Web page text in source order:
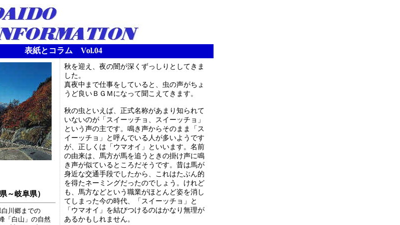
表紙とコラム Vol.04
秋を迎え、夜の闇が深くずっしりとしてきま
した。
真夜中まで仕事をしていると、虫の声がちょ
うど良いＢＧＭになって聞こえてきます。
秋の虫といえば、正式名称があまり知られて
いないのが「スイーッチョ、スイーッチョ」
という声の主です。鳴き声からそのまま「ス
イーッチョ」と呼んでいる人が多いようです
が、正しくは「ウマオイ」といいます。名前
の由来は、馬方が馬を追うときの掛け声に鳴
き声が似ているところだそうです。昔は馬が
身近な交通手段でしたから、これはたぶん的
を得たネーミングだったのでしょう。けれど
も、馬方などという職業がほとんど姿を消し
てしまった今の時代、「スイーッチョ」と
「ウマオイ」を結びつけるのはかなり無理が
あるかもしれません。
～岐阜県）
川郷までの
「白山」の自然